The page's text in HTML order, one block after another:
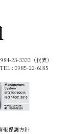
23-3333（代表）
: 0985-22-6185
報保護方針